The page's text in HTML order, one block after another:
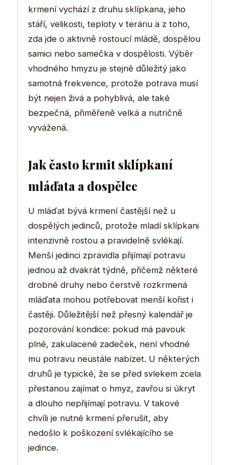
krmení vychází z druhu sklípkana, jeho
stáří, velikosti, teploty v teráriu a z toho,
zda jde o aktivně rostoucí mládě, dospělou
samici nebo samečka v dospělosti. Výběr
vhodného hmyzu je stejně důležitý jako
samotná frekvence, protože potrava musí
být nejen živá a pohyblivá, ale také
bezpečná, přiměřeně velká a nutričně
vyvážená.
Jak často krmit sklípkaní
mláďata a dospělce
U mláďat bývá krmení častější než u
dospělých jedinců, protože mladí sklípkani
intenzivně rostou a pravidelně svlékají.
Menší jedinci zpravidla přijímají potravu
jednou až dvakrát týdně, přičemž některé
drobné druhy nebo čerstvě rozkrmená
mláďata mohou potřebovat menší kořist i
častěji. Důležitější než přesný kalendář je
pozorování kondice: pokud má pavouk
plné, zakulacené zadeček, není vhodné
mu potravu neustále nabízet. U některých
druhů je typické, že se před svlekem zcela
přestanou zajímat o hmyz, zavřou si úkryt
a dlouho nepřijímají potravu. V takové
chvíli je nutné krmení přerušit, aby
nedošlo k poškození svlékajícího se
jedince.